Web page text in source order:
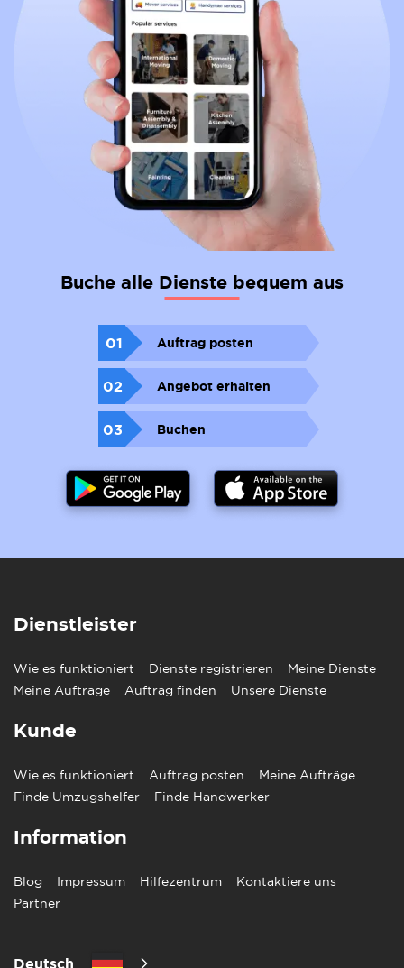
Buche alle Dienste bequem aus
01 Auftrag posten
02 Angebot erhalten
03 Buchen
Dienstleister
Wie es funktioniert Dienste registrieren
Meine Dienste
Meine Aufträge
Auftrag finden Unsere Dienste
Kunde
Wie es funktioniert Auftrag posten
Meine Aufträge
Finde Umzugshelfer
Finde Handwerker
Information
Blog Impressum Hilfezentrum
Kontaktiere uns
Partner
Deutsch